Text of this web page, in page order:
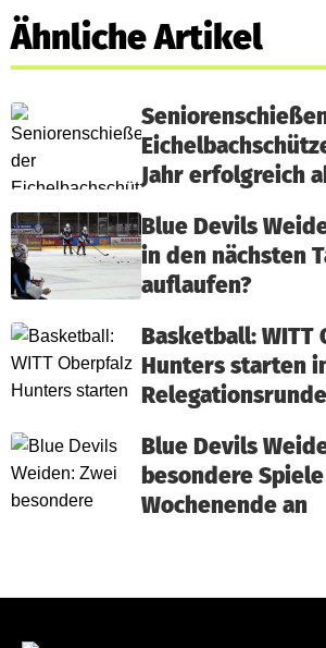
Ähnliche Artikel
Jahr erfolgreich
Blue Devils
in den nächsten
auflaufen?
Basketball: WITT
Hunters starten
Relegationsrunde
Blue Devils
besondere
Wochenende an